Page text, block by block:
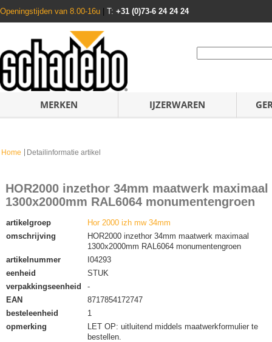
Openingstijden van 8.00-16u T: +31 (0)73-6 24 24 24
MERKEN IJZERWAREN
Home Detailinformatie artikel
HOR2000 inzethor 34mm maatwerk maximaal
1300x2000mm RAL6064 monumentengroen
artikelgroep
Hor 2000 izh mw 34mm
omschrijving
HOR2000 inzethor 34mm maatwerk maximaal
1300x2000mm RAL6064 monumentengroen
artikelnummer
I04293
eenheid
STUK
verpakkingseenheid
-
EAN
8717854172747
besteleenheid
1
opmerking
LET OP: uitluitend middels maatwerkformulier te
bestellen.